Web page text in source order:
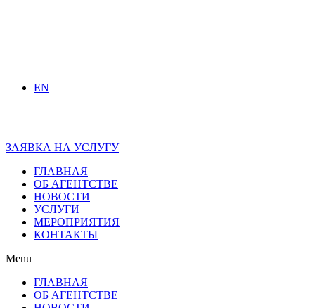
EN
ЗАЯВКА НА УСЛУГУ
ГЛАВНАЯ
ОБ АГЕНТСТВЕ
НОВОСТИ
УСЛУГИ
МЕРОПРИЯТИЯ
КОНТАКТЫ
Menu
ГЛАВНАЯ
ОБ АГЕНТСТВЕ